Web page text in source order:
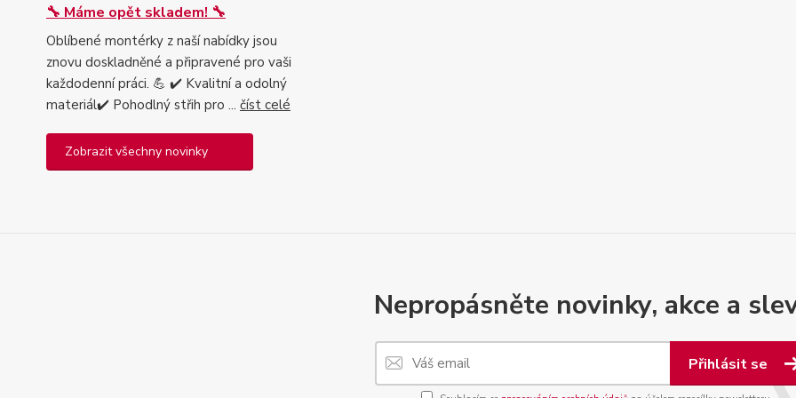
🔧 Máme opět skladem! 🔧
Oblíbené montérky z naší nabídky jsou
znovu doskladněné a připravené pro vaši
každodenní práci. 💪 ✔️ Kvalitní a odolný
materiál✔️ Pohodlný střih pro ... číst celé
Zobrazit všechny novinky
Nepropásněte novinky, akce a
Přihlásit se